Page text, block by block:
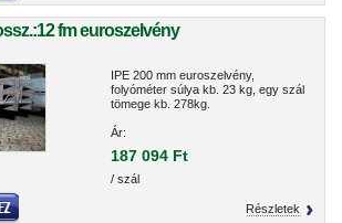
fm euroszelvény
IPE 200 mm euroszelvény,
folyóméter súlya kb. 23 kg, egy szál
tömege kb. 278kg.
Ár:
187 094 Ft
/ szál
Részletek